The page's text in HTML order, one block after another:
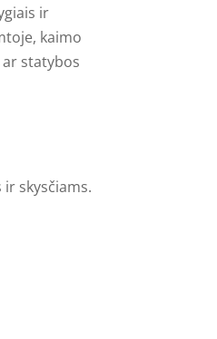
ir
kaimo
statybos
skysčiams.